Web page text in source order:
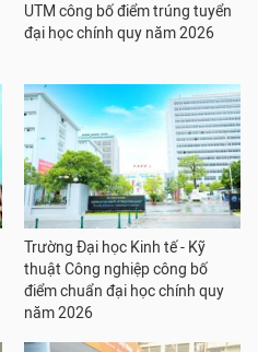
UTM công bố điểm trúng tuyển
đại học chính quy năm 2026
Trường Đại học Kinh tế - Kỹ
thuật Công nghiệp công bố
điểm chuẩn đại học chính quy
năm 2026